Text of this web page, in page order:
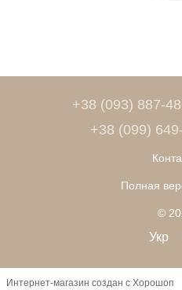
+38 (093) 887-
+38 (099)
Полная
©
Укр
Интернет-магазин создан с Хорошоп